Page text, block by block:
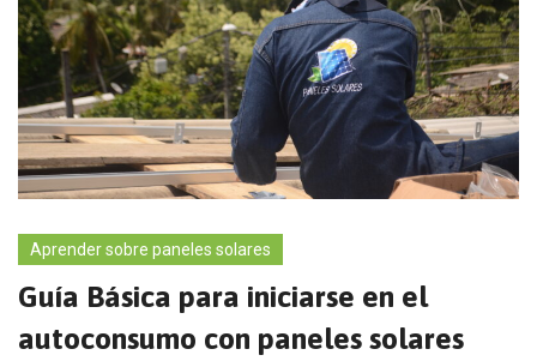
Aprender sobre paneles solares
Guía Básica para iniciarse en el
autoconsumo con paneles solares